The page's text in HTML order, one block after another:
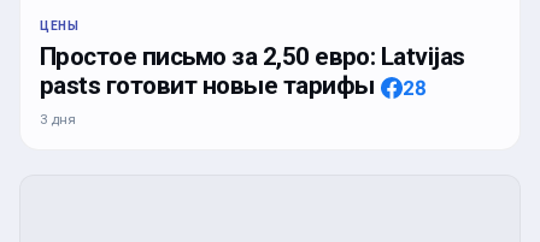
ЦЕНЫ
Простое письмо за 2,50 евро: Latvijas
pasts готовит новые тарифы
28
3 дня